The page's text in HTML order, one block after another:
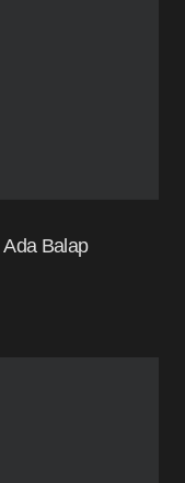
Ada Balap